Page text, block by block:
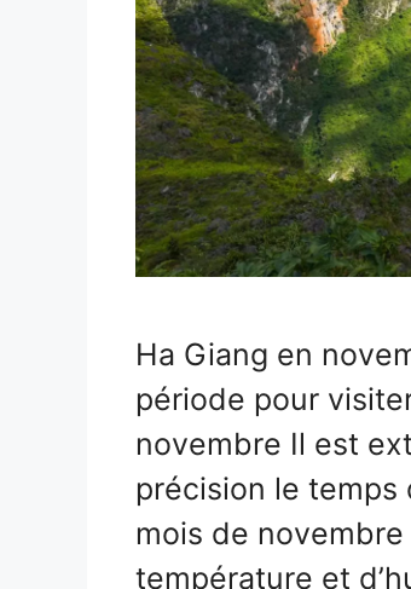
Ha Giang en
période pour
novembre Il est
précision le temps
mois de
température et